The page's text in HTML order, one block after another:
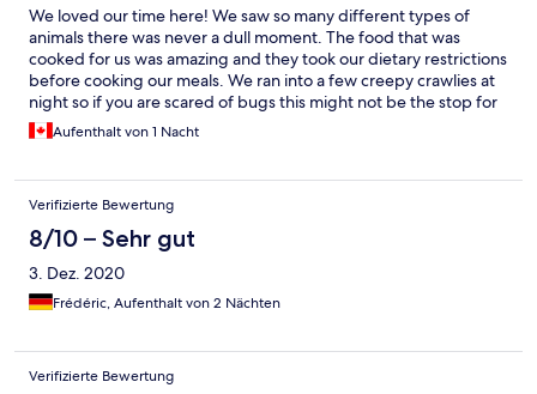
We loved our time here! We saw so many different types of
animals there was never a dull moment. The food that was
cooked for us was amazing and they took our dietary restrictions
before cooking our meals. We ran into a few creepy crawlies at
night so if you are scared of bugs this might not be the stop for
you, though I should be explicit in saying that our room was
perfectly clean and we didn't see a single bug in there! Lastly we
phase is going to be happening during our trip. We wanted to
do the bioluminescence kayaking your but the moon was too
bright.(a slight over simplification).
Aufenthalt von 1 Nacht
Verifizierte Bewertung
8/10 – Sehr gut
3. Dez. 2020
Frédéric, Aufenthalt von 2 Nächten
Verifizierte Bewertung